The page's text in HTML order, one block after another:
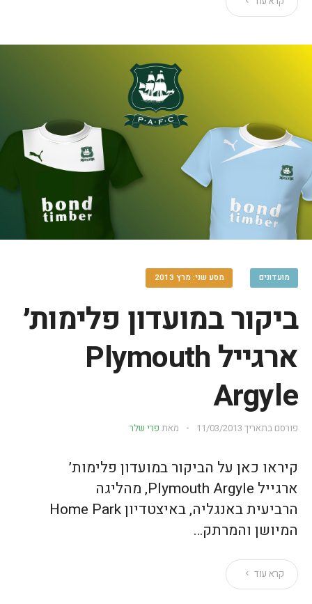
מועדונים מסע שני: מרץ 2013
ביקור במועדון פלימות׳
ארגייל Plymouth
Argyle
פורסם בתאריך 11/03/2013 מאת פרי שלר
קיראו כאן על הביקור במועדון פלימות׳
ארגייל Plymouth Argyle, מהליגה
הרביעית באנגליה, באיצטדיון Home Park
המיושן והמרתק…
קרא עוד